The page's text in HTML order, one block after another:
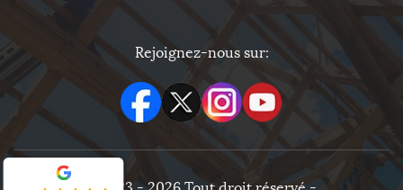
Rejoignez-nous sur: